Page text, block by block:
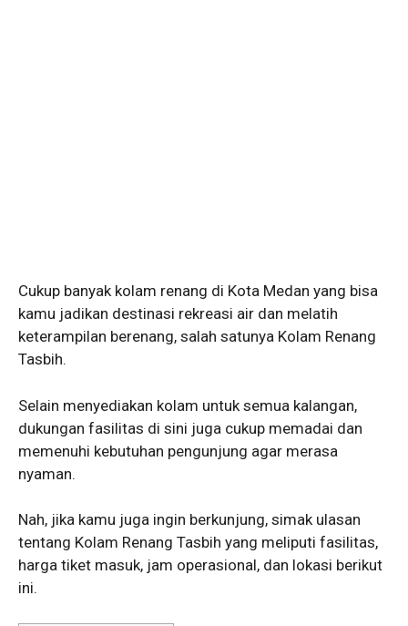
Cukup banyak kolam renang di Kota Medan yang bisa
kamu jadikan destinasi rekreasi air dan melatih
keterampilan berenang, salah satunya Kolam Renang
Tasbih.
Selain menyediakan kolam untuk semua kalangan,
dukungan fasilitas di sini juga cukup memadai dan
memenuhi kebutuhan pengunjung agar merasa
nyaman.
Nah, jika kamu juga ingin berkunjung, simak ulasan
tentang Kolam Renang Tasbih yang meliputi fasilitas,
harga tiket masuk, jam operasional, dan lokasi berikut
ini.